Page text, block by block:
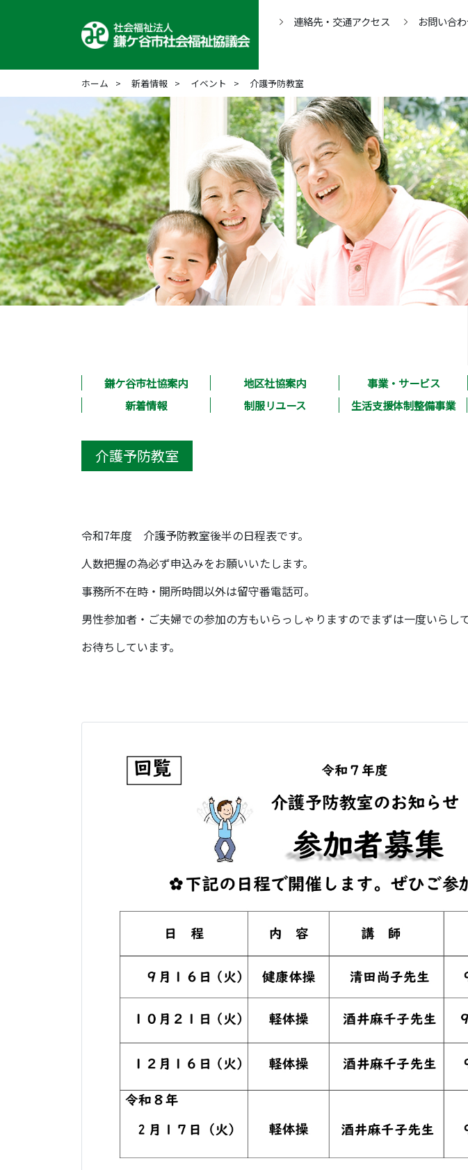
連絡先・交通アクセス お問い合
ホーム 新着情報 イベント 介護予防教室
鎌ケ谷市社協案内 地区社協案内 事業・サービス
新着情報
制服リユース 生活支援体制整備事業
介護予防教室
令和7年度 介護予防教室後半の日程表です。
人数把握の為必ず申込みをお願いいたします。
事務所不在時・開所時間以外は留守番電話可。
男性参加者・ご夫婦での参加の方もいらっしゃりますのでまずは一度いらし
お待ちしています。